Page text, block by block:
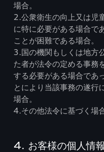
場合。
2.公衆衛生の向上又は児
に特に必要がある場合で
ことが困難である場合。
3.国の機関もしくは地方
た者が法令の定める事務
する必要がある場合であ
とにより当該事務の遂行
場合。
4.その他法令に基づく場合
4. お客様の個人情